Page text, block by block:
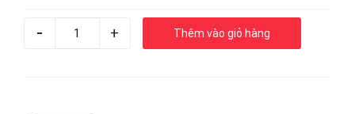
- + Thêm vào giỏ hàng